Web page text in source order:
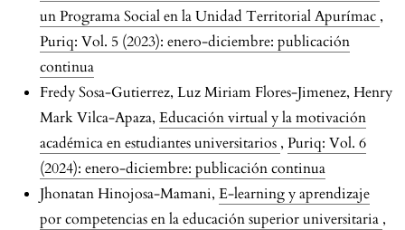
un Programa Social en la Unidad Territorial Apurímac ,
Puriq: Vol. 5 (2023): enero-diciembre: publicación
continua
Fredy Sosa-Gutierrez, Luz Miriam Flores-Jimenez, Henry
Mark Vilca-Apaza, Educación virtual y la motivación
académica en estudiantes universitarios , Puriq: Vol. 6
(2024): enero-diciembre: publicación continua
Jhonatan Hinojosa-Mamani, E-learning y aprendizaje
por competencias en la educación superior universitaria ,